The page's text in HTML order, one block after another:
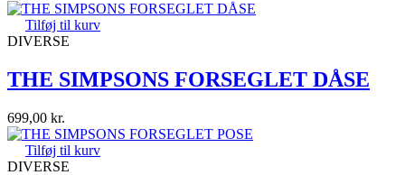
Tilføj til kurv
DIVERSE
THE SIMPSONS FORSEGLET DÅSE
699,00 kr.
Tilføj til kurv
DIVERSE